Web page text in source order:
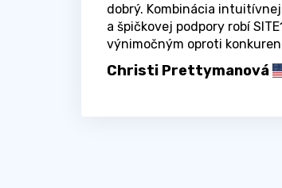
dobrý. Kombinácia
a špičkovej podpory robí
výnimočným oproti
Christi Prettymanová